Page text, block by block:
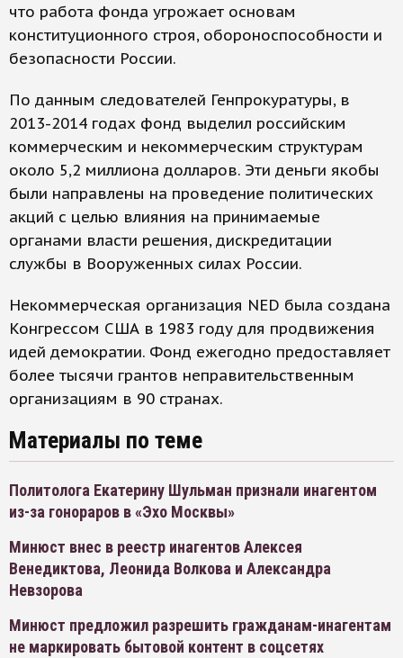
что работа фонда угрожает основам
конституционного строя, обороноспособности и
безопасности России.
По данным следователей Генпрокуратуры, в
2013-2014 годах фонд выделил российским
коммерческим и некоммерческим структурам
около 5,2 миллиона долларов. Эти деньги якобы
были направлены на проведение политических
акций с целью влияния на принимаемые
органами власти решения, дискредитации
службы в Вооруженных силах России.
Некоммерческая организация NED была создана
Конгрессом США в 1983 году для продвижения
идей демократии. Фонд ежегодно предоставляет
более тысячи грантов неправительственным
организациям в 90 странах.
Материалы по теме
Политолога Екатерину Шульман признали инагентом
из-за гонораров в «Эхо Москвы»
Минюст внес в реестр инагентов Алексея
Венедиктова, Леонида Волкова и Александра
Невзорова
Минюст предложил разрешить гражданам-инагентам
не маркировать бытовой контент в соцсетях